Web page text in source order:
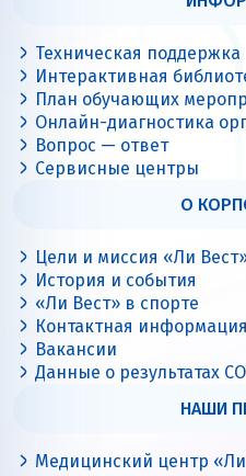
Техническая поддержка
Интерактивная
План обучающих
Онлайн-диагностика
Вопрос — ответ
Сервисные центры
О
Цели и миссия «Ли
История и события
«Ли Вест» в спорте
Контактная информация
Вакансии
Данные о результатах
НАШИ
Медицинский центр